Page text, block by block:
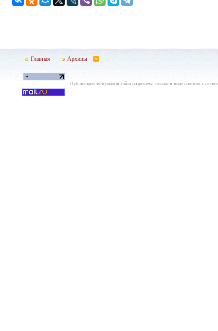
Главная Архивы
Публикация материалов сайта разрешена только в виде анонсов с